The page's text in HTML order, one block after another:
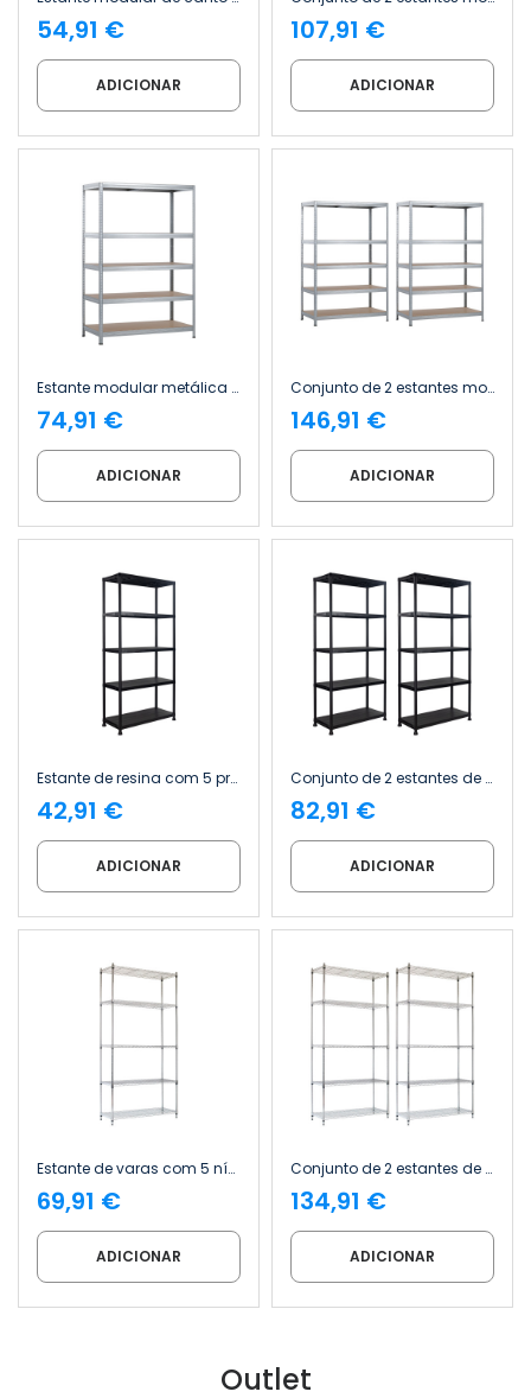
54,91 €
ADICIONAR
107,91 €
ADICIONAR
Estante modular metálica com 5 prateleiras, 1250 kg, 120 x 60 x 180 cm Thinia Home
74,91 €
ADICIONAR
Conjunto de 2 estantes modulares metálicas com 5 prateleiras, 1250 kg, 120 x 60 x 180 cm Thinia Home
146,91 €
ADICIONAR
Estante de resina com 5 prateleiras, 175 kg, 90 x 40 x 180 cm Thinia Home
42,91 €
ADICIONAR
Conjunto de 2 estantes de resina com 5 prateleiras, 175 kg, 90 x 40 x 180 cm Thinia Home
82,91 €
ADICIONAR
Estante de varas com 5 níveis e capacidade de 125 kg 182.8x91.4x35.5cm Thinia Home
69,91 €
ADICIONAR
Conjunto de 2 estantes de vareta com 5 níveis e capacidade de 125 kg 182.8x91.4x35.5cm Thinia Home
134,91 €
ADICIONAR
Outlet